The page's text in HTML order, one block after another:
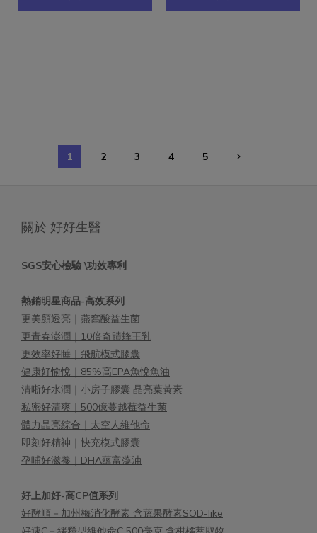
1 2 3 4 5
關於 好好生醫
SGS安心檢驗 \功效專利
熱銷明星商品-高效系列
更美顏透亮｜燕窩酸益生菌
更青春澎潤｜10倍奇蹟蜂王乳
更效率好睡｜飛航模式膠囊
健康好愉悅｜85%高EPA魚悅魚油
清晰好水潤｜小房子膠囊 晶亮葉黃素
私密好清爽｜500億蔓越莓益生菌
體力晶亮綜合｜太空人維他命
即刻好精神｜快充模式膠囊
孕哺好滋養｜DHA蘊富藻油
好上加好-高CP值系列
好酵順－加州梅消化酵素 含蔬果酵素SOD-like